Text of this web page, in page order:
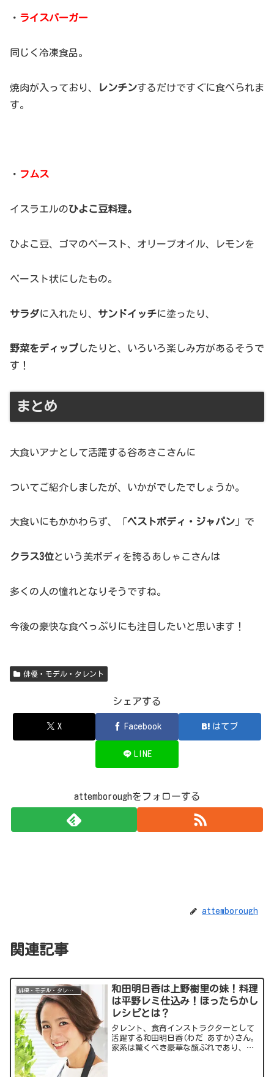
・ ライスバーガー
同じく冷凍食品。
焼肉が入っており、 レンチンするだけですぐに食べられま
す。
・ フムス
イスラエルのひよこ豆料理。
ひよこ豆、ゴマのペースト、オリーブオイル、レモンを
ペースト状にしたもの。
サラダに入れたり、 サンドイッチに塗ったり、
野菜をディップしたりと、いろいろ楽しみ方があるそうで
す！
まとめ
大食いアナとして活躍する谷あさこさんに
ついてご紹介しましたが、いかがでしたでしょうか。
大食いにもかかわらず、「ベストボディ・ジャパン 」で
クラス3位という美ボディを誇るあしゃこさんは
多くの人の憧れとなりそうですね。
今後の豪快な食べっぷりにも注目したいと思います！
俳優・モデル・タレント
シェアする
X Facebook はてブ
LINE
attemboroughをフォローする
attemborough
関連記事
俳優・モデル・タレント
和田明日香は上野樹里の妹！料理
は平野レミ仕込み！ほったらかし
レシピとは？
タレント、食育インストラクターとして
活躍する和田明日香(わだ あすか)さん。
家系は驚くべき豪華な顔ぶれであり、最